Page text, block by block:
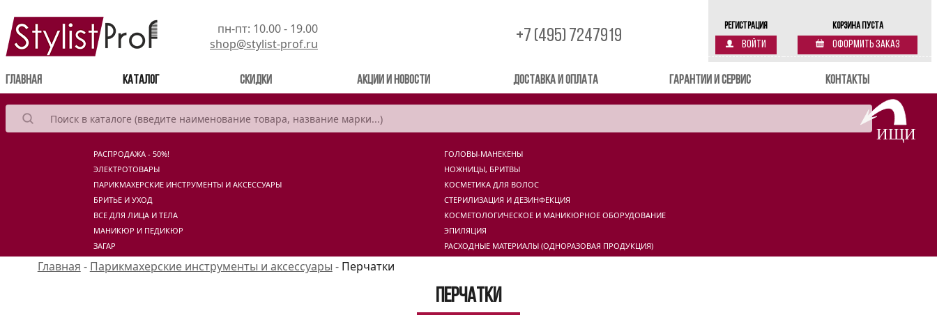
Регистрация
Войти
Корзина пуста
Оформить заказ
пн-пт: 10.00 - 19.00
shop@stylist-prof.ru
+7 (495) 7247919
Главная Каталог Скидки Акции и новости Доставка и оплата Гарантии и сервис Контакты
РАСПРОДАЖА - 50%!
ГОЛОВЫ-МАНЕКЕНЫ
ЭЛЕКТРОТОВАРЫ
НОЖНИЦЫ, БРИТВЫ
ПАРИКМАХЕРСКИЕ ИНСТРУМЕНТЫ И АКСЕССУАРЫ
КОСМЕТИКА ДЛЯ ВОЛОС
БРИТЬЕ И УХОД
СТЕРИЛИЗАЦИЯ И ДЕЗИНФЕКЦИЯ
ВСЕ ДЛЯ ЛИЦА И ТЕЛА
КОСМЕТОЛОГИЧЕСКОЕ И МАНИКЮРНОЕ ОБОРУДОВАНИЕ
МАНИКЮР И ПЕДИКЮР
ЭПИЛЯЦИЯ
ЗАГАР
РАСХОДНЫЕ МАТЕРИАЛЫ (ОДНОРАЗОВАЯ ПРОДУКЦИЯ)
Главная - Парикмахерские инструменты и аксессуары - Перчатки
Перчатки